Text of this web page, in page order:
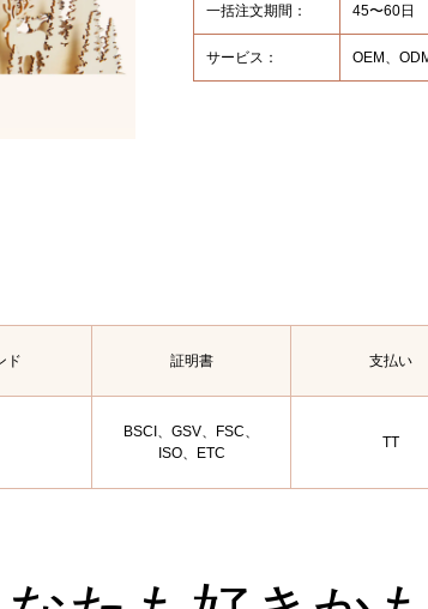
一括注文期間： 45〜60日
サービス： OEM、
ド 証明書 支払い
BSCI、GSV、FSC、
ISO、ETC
TT